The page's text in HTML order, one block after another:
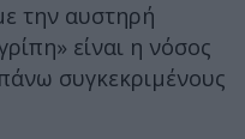
την αυστηρή
είναι η νόσος
συγκεκριμένους